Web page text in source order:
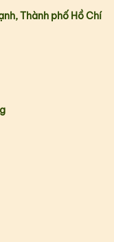
Thành phố Hồ Chí